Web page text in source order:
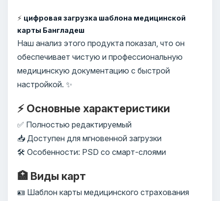
⚡ цифровая загрузка шаблона медицинской
карты Бангладеш
Наш анализ этого продукта показал, что он
обеспечивает чистую и профессиональную
медицинскую документацию с быстрой
настройкой. ✨
⚡ Основные характеристики
✅ Полностью редактируемый
📥 Доступен для мгновенной загрузки
🛠️ Особенности: PSD со смарт-слоями
🏥 Виды карт
🪪 Шаблон карты медицинского страхования